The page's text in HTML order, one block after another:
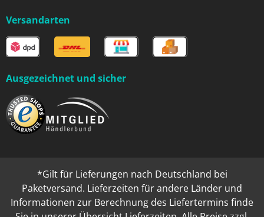
Versandarten
Ausgezeichnet und sicher
*Gilt für Lieferungen nach Deutschland bei
Paketversand. Lieferzeiten für andere Länder und
Informationen zur Berechnung des Liefertermins finde